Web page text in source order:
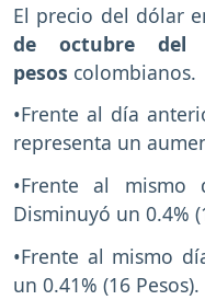
El precio del dólar
de octubre del
pesos colombianos.
•Frente al día
representa un
•Frente al
Disminuyó un 0.4%
•Frente al mismo
un 0.41% (16 Pesos).